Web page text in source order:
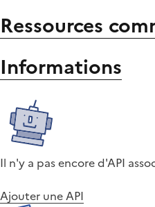
Ressources
Informations
Il n'y a pas encore d'API
Ajouter une API